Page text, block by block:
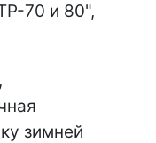
70 и 80",
зимней